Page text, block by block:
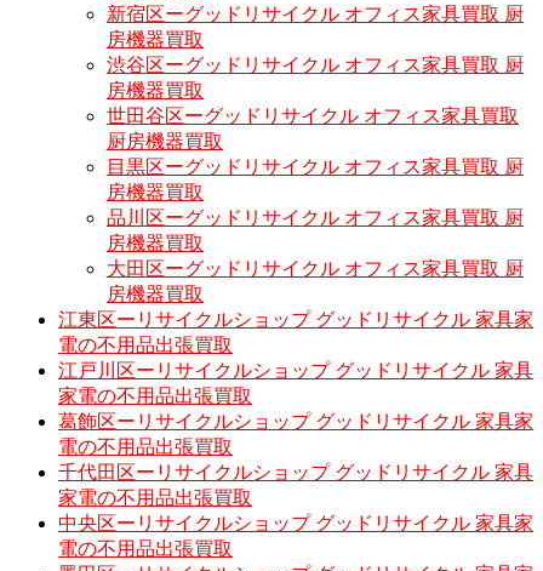
新宿区ーグッドリサイクル オフィス家具買取 厨
房機器買取
渋谷区ーグッドリサイクル オフィス家具買取 厨
房機器買取
世田谷区ーグッドリサイクル オフィス家具買取
厨房機器買取
目黒区ーグッドリサイクル オフィス家具買取 厨
房機器買取
品川区ーグッドリサイクル オフィス家具買取 厨
房機器買取
大田区ーグッドリサイクル オフィス家具買取 厨
房機器買取
江東区ーリサイクルショップ グッドリサイクル 家具家
電の不用品出張買取
江戸川区ーリサイクルショップ グッドリサイクル 家具
家電の不用品出張買取
葛飾区ーリサイクルショップ グッドリサイクル 家具家
電の不用品出張買取
千代田区ーリサイクルショップ グッドリサイクル 家具
家電の不用品出張買取
中央区ーリサイクルショップ グッドリサイクル 家具家
電の不用品出張買取